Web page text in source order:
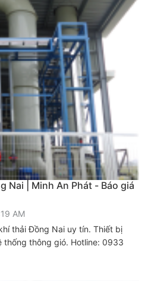
Nai | Minh An Phát - Báo giá
AM
thải Đồng Nai uy tín. Thiết bị
thống thông gió. Hotline: 0933